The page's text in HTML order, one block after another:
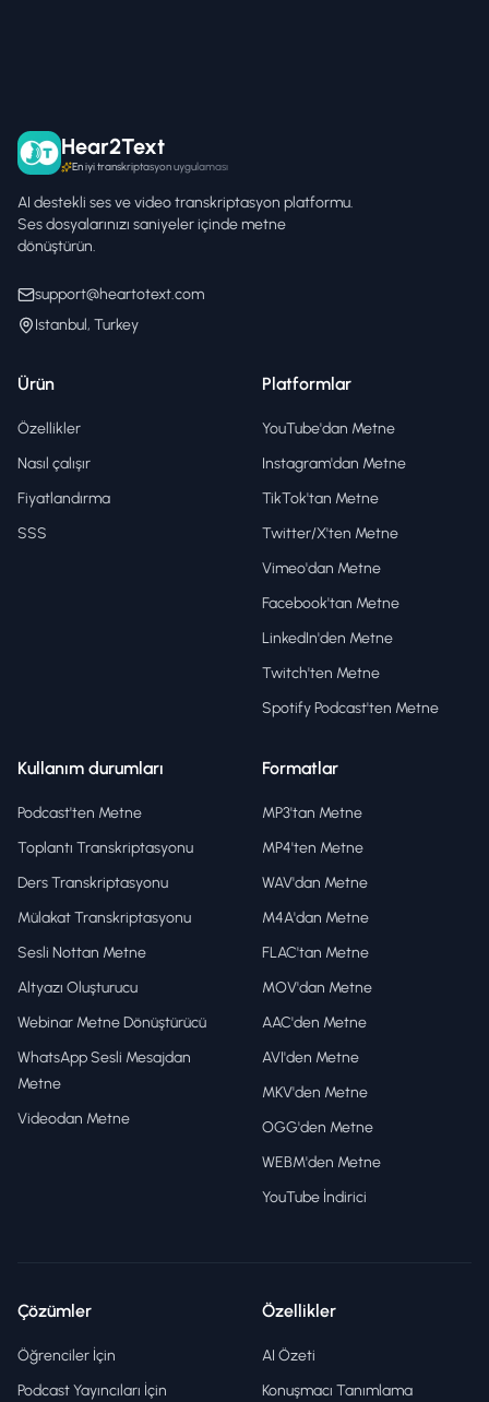
Hear2Text
En iyi transkriptasyon uygulaması
AI destekli ses ve video transkriptasyon platformu.
Ses dosyalarınızı saniyeler içinde metne
dönüştürün.
support@heartotext.com
Istanbul, Turkey
Ürün
Özellikler
Nasıl çalışır
Fiyatlandırma
SSS
Platformlar
YouTube'dan Metne
Instagram'dan Metne
TikTok'tan Metne
Twitter/X'ten Metne
Vimeo'dan Metne
Facebook'tan Metne
LinkedIn'den Metne
Twitch'ten Metne
Spotify Podcast'ten Metne
Kullanım durumları
Podcast'ten Metne
Toplantı Transkriptasyonu
Ders Transkriptasyonu
Mülakat Transkriptasyonu
Sesli Nottan Metne
Altyazı Oluşturucu
Webinar Metne Dönüştürücü
WhatsApp Sesli Mesajdan
Metne
Videodan Metne
Formatlar
MP3'tan Metne
MP4'ten Metne
WAV'dan Metne
M4A'dan Metne
FLAC'tan Metne
MOV'dan Metne
AAC'den Metne
AVI'den Metne
MKV'den Metne
OGG'den Metne
WEBM'den Metne
YouTube İndirici
Çözümler
Öğrenciler İçin
Podcast Yayıncıları İçin
Özellikler
AI Özeti
Konuşmacı Tanımlama